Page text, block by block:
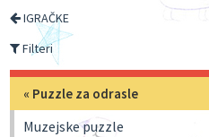
IGRAČKE
Filteri
« Puzzle za odrasle
Muzejske puzzle